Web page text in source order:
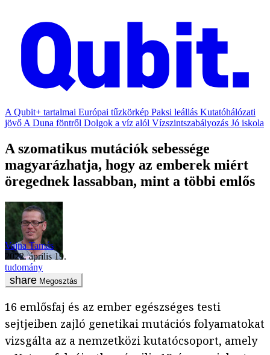
A Qubit+ tartalmai Európai tűzkörkép Paksi leállás Kutatóhálózati
jövő A Duna föntről Dolgok a víz alól Vízszintszabályozás Jó iskola
A szomatikus mutációk sebessége
magyarázhatja, hogy az emberek miért
öregednek lassabban, mint a többi emlős
Vajna Tamás
2022. április 19.
tudomány
Megosztás
16 emlősfaj és az ember egészséges testi
sejtjeiben zajló genetikai mutációs folyamatokat
vizsgálta az a nemzetközi kutatócsoport, amely